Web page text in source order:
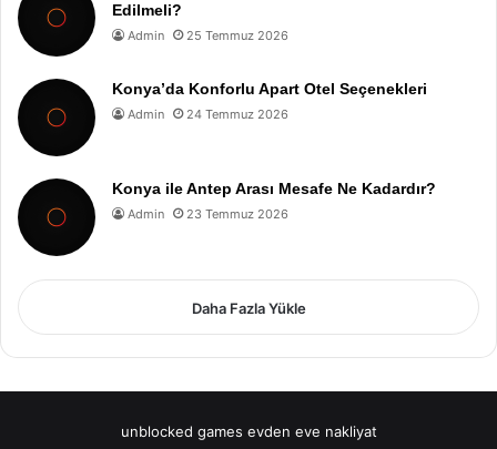
Edilmeli?
Admin 25 Temmuz 2026
Konya’da Konforlu Apart Otel Seçenekleri
Admin 24 Temmuz 2026
Konya ile Antep Arası Mesafe Ne Kadardır?
Admin 23 Temmuz 2026
Daha Fazla Yükle
unblocked games evden eve nakliyat